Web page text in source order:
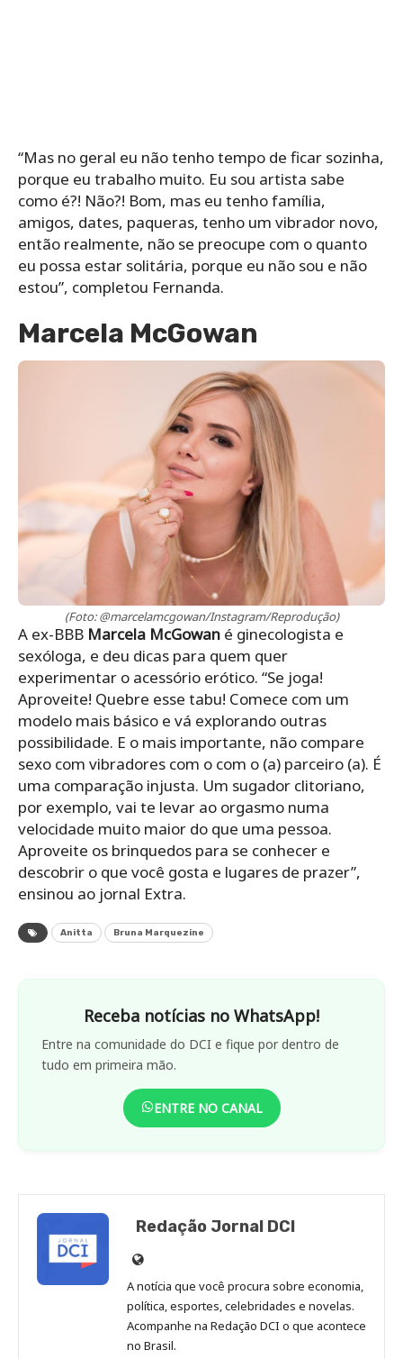
“Mas no geral eu não tenho tempo de ficar sozinha,
porque eu trabalho muito. Eu sou artista sabe
como é?! Não?! Bom, mas eu tenho família,
amigos, dates, paqueras, tenho um vibrador novo,
então realmente, não se preocupe com o quanto
eu possa estar solitária, porque eu não sou e não
estou”, completou Fernanda.
Marcela McGowan
(Foto: @marcelamcgowan/Instagram/Reprodução)
A ex-BBB Marcela McGowan é ginecologista e
sexóloga, e deu dicas para quem quer
experimentar o acessório erótico. “Se joga!
Aproveite! Quebre esse tabu! Comece com um
modelo mais básico e vá explorando outras
possibilidade. E o mais importante, não compare
sexo com vibradores com o com o (a) parceiro (a). É
uma comparação injusta. Um sugador clitoriano,
por exemplo, vai te levar ao orgasmo numa
velocidade muito maior do que uma pessoa.
Aproveite os brinquedos para se conhecer e
descobrir o que você gosta e lugares de prazer”,
ensinou ao jornal Extra.
Anitta Bruna Marquezine
Receba notícias no WhatsApp!
Entre na comunidade do DCI e fique por dentro de
tudo em primeira mão.
ENTRE NO CANAL
Redação Jornal DCI
Site
de
Redação
Jornal
DCI
A notícia que você procura sobre economia,
política, esportes, celebridades e novelas.
Acompanhe na Redação DCI o que acontece
no Brasil.